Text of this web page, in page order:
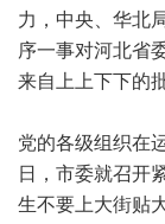
力，中央、华北
序一事对河北省
来自上上下下的
党的各级组织在
日，市委就召开
生不要上大街贴